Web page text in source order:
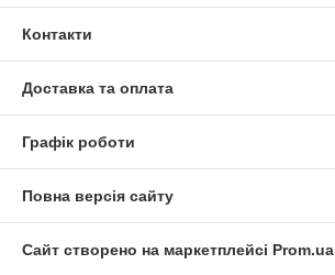
Контакти
Доставка та оплата
Графік роботи
Повна версія сайту
Сайт створено на маркетплейсі Prom.ua